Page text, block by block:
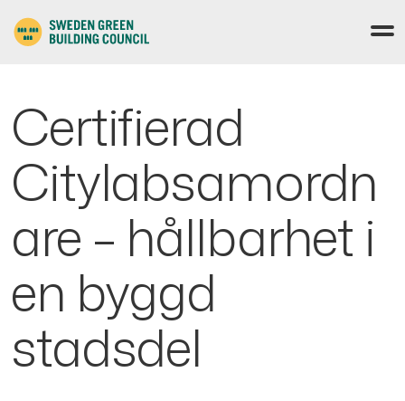
Certifierad
Citylabsamordn
are – hållbarhet i
en byggd
stadsdel